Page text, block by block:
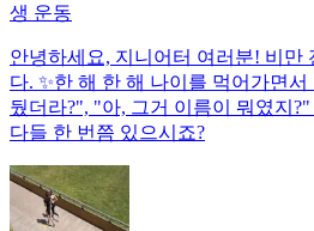
생 운동
안녕하세요, 지니어터 여러분! 비만
다. ✨한 해 한 해 나이를 먹어가면
뒀더라?", "아, 그거 이름이 뭐였지
다들 한 번쯤 있으시죠?